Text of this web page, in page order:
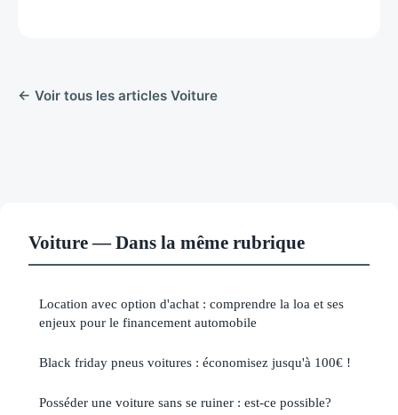
← Voir tous les articles Voiture
Voiture — Dans la même rubrique
Location avec option d'achat : comprendre la loa et ses
enjeux pour le financement automobile
Black friday pneus voitures : économisez jusqu'à 100€ !
Posséder une voiture sans se ruiner : est-ce possible?